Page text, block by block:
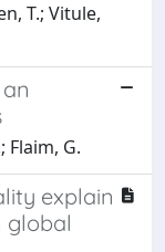
T.; Vitule,
Flaim, G.
explain
global